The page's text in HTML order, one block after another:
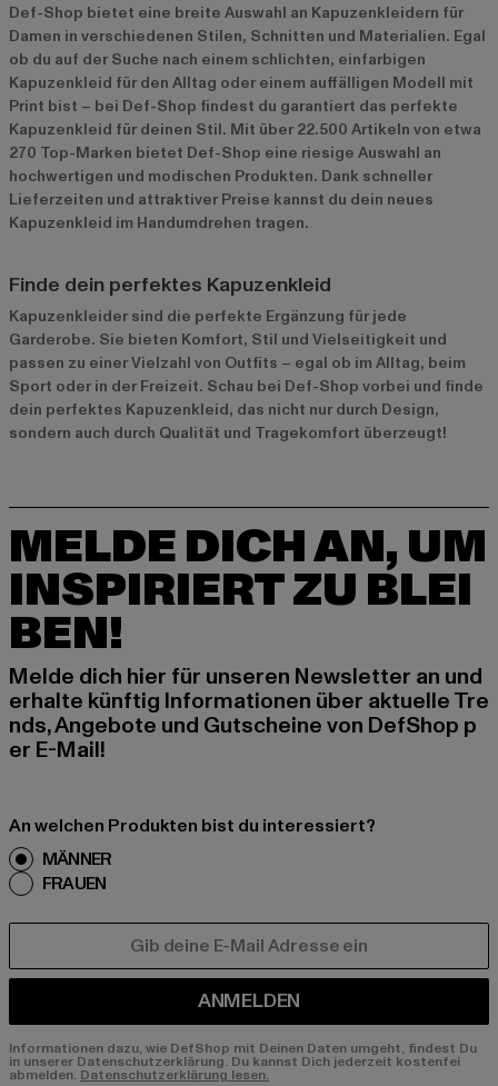
Def-Shop bietet eine breite Auswahl an Kapuzenkleidern für
Damen in verschiedenen Stilen, Schnitten und Materialien. Egal
ob du auf der Suche nach einem schlichten, einfarbigen
Kapuzenkleid für den Alltag oder einem auffälligen Modell mit
Print bist – bei Def-Shop findest du garantiert das perfekte
Kapuzenkleid für deinen Stil. Mit über 22.500 Artikeln von etwa
270 Top-Marken bietet Def-Shop eine riesige Auswahl an
hochwertigen und modischen Produkten. Dank schneller
Lieferzeiten und attraktiver Preise kannst du dein neues
Kapuzenkleid im Handumdrehen tragen.
Finde dein perfektes Kapuzenkleid
Kapuzenkleider sind die perfekte Ergänzung für jede
Garderobe. Sie bieten Komfort, Stil und Vielseitigkeit und
passen zu einer Vielzahl von Outfits – egal ob im Alltag, beim
Sport oder in der Freizeit. Schau bei Def-Shop vorbei und finde
dein perfektes Kapuzenkleid, das nicht nur durch Design,
sondern auch durch Qualität und Tragekomfort überzeugt!
MELDE DICH AN, UM
INSPIRIERT ZU BLEI
BEN!
Melde dich hier für unseren Newsletter an und
erhalte künftig Informationen über aktuelle Tre
nds, Angebote und Gutscheine von DefShop p
er E-Mail!
An welchen Produkten bist du interessiert?
MÄNNER
FRAUEN
ANMELDEN
Informationen dazu, wie DefShop mit Deinen Daten umgeht, findest Du
in unserer Datenschutzerklärung. Du kannst Dich jederzeit kostenfei
abmelden. Datenschutzerklärung lesen.